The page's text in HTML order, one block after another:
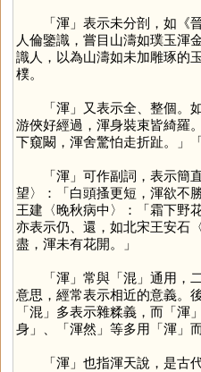
「渾」表示未分剖，如《
人倫鑒識，嘗目山濤如璞玉渾
識人，以為山濤如未加雕琢的
樸。
「渾」又表示全、整個。
游俠好經過，渾身裝束皆綺羅
下窺闞，渾舍驚怕走折趾。」
「渾」可作副詞，表示簡
望〉：「白頭搔更短，渾欲不
王建〈晚秋病中〉：「霜下野
亦表示仍、還，如北宋王安石
盡，渾未有花開。」
「渾」常與「混」通用，
意思，經常表示相近的意義。
「混」多表示雜糅義，而「渾
身」、「渾然」等多用「渾」
「渾」也指渾天說，是古